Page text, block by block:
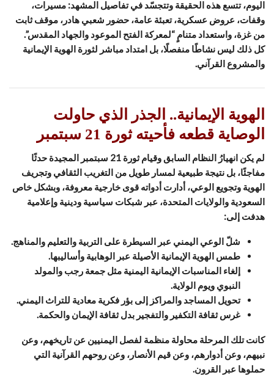
اليوم، تتسع هذه الحقيقة وتتجسّد في تفاصيل المشهد: مسيرات،
وقفات، عروض عسكرية، تعبئة عامة، حضور شعبي هادر، موقف ثابت
من غزة، واستعداد متنامٍ “لمعركة الفتح الموعود والجهاد المقدس”.
كل ذلك ليس نشاطًا منفصلًا، بل امتداد مباشر لثورة الهوية الإيمانية
والمشروع القرآني.
الهوية الإيمانية.. الجذر الذي حاولت
الوصاية قطعه فأحيته ثورة 21 سبتمبر
لم يكن انهيارُ النظام السابق وقيام ثورة 21 سبتمبر المجيدة حدثًا
مفاجئًا، بل نتيجة طبيعية لمسار طويل من التغريب الثقافي وتجريف
الهوية وتجويع الوعي، أدارت أدواته قوى خارجية معروفة، وبشكل خاص
السعودية والولايات المتحدة، عبر شبكات سياسية ودينية وإعلامية
هدفت إلى:
شلّ الوعي اليمني عبر السيطرة على التربية والتعليم والمناهج.
طمس الهوية الإيمانية الأصيلة عبر الوهابية وأساليبها.
إلغاء المناسبات الإيمانية اليمنية مثل جمعة رجب والمولد
النبوي ويوم الولاية.
تحويل المساجد والمراكز إلى بؤر فكرية معادية للتراث اليمني.
غرس ثقافة التكفير والتفجير بدل ثقافة الإيمان والحكمة.
كانت تلك المرحلة محاولة منظمة لفصل اليمنيين عن تاريخهم، وعن
نبيهم، وعن أدوارهم، وعن قيم الأنصار، وعن روحهم القرآنية التي
حملوها عبر القرون.